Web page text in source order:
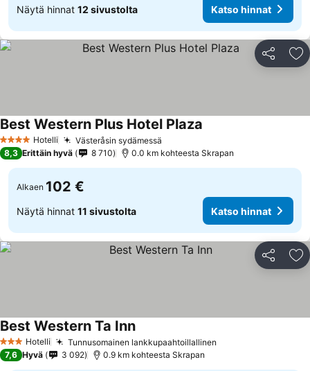
Näytä hinnat 12 sivustolta Katso hinnat
Jaa
4 Tähtiluokitus
Hotelli Västeråsin sydämessä
Best Western Plus Hotel Plaza
8,3 Erittäin hyvä 8 710 0.0 km kohteesta Skrapan
Alkaen 102 €
Näytä hinnat 11 sivustolta Katso hinnat
Jaa
3 Tähtiluokitus
Hotelli Tunnusomainen lankkupaahtoillallinen
Best Western Ta InnKatso hinnat
7,6 Hyvä 3 092 0.9 km kohteesta Skrapan